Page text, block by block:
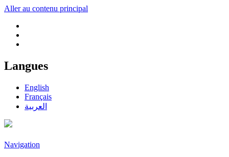
Aller au contenu principal
Langues
English
Français
العربية
Navigation